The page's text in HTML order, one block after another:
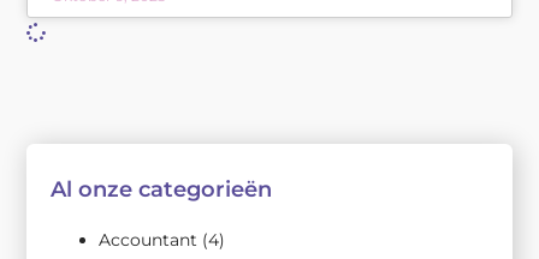
Al onze categorieën
Accountant (4)